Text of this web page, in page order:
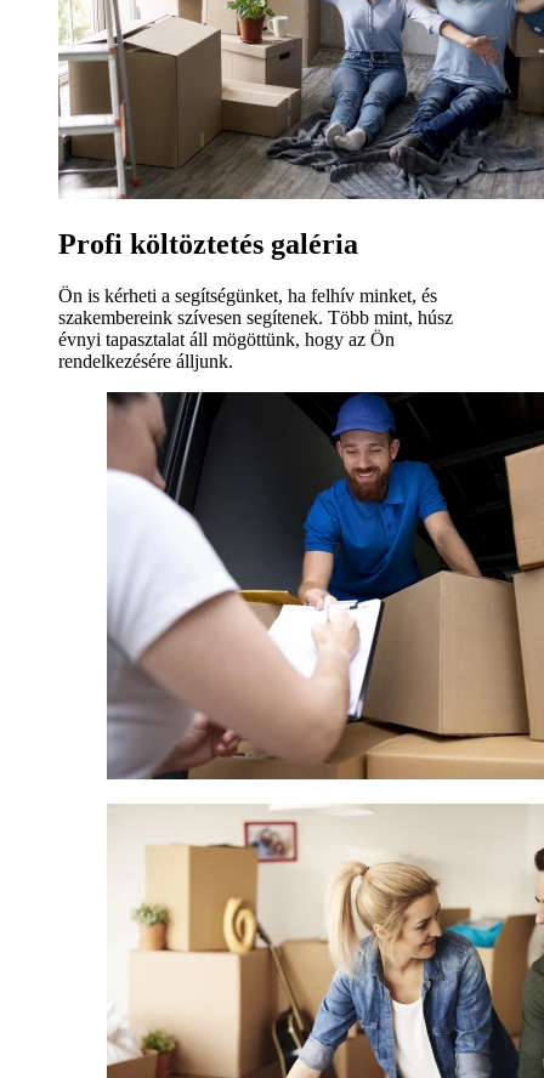
Profi költöztetés galéria
Ön is kérheti a segítségünket, ha felhív minket, és
szakembereink szívesen segítenek. Több mint, húsz
évnyi tapasztalat áll mögöttünk, hogy az Ön
rendelkezésére álljunk.